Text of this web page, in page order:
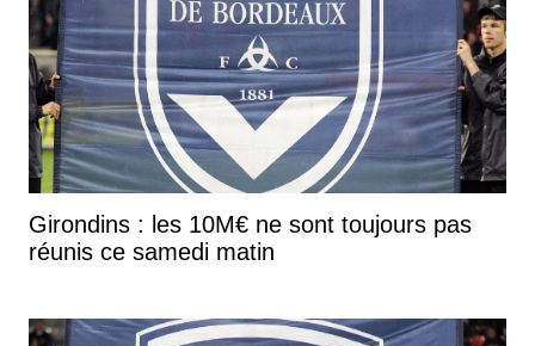
Girondins : les 10M€ ne sont toujours pas
réunis ce samedi matin